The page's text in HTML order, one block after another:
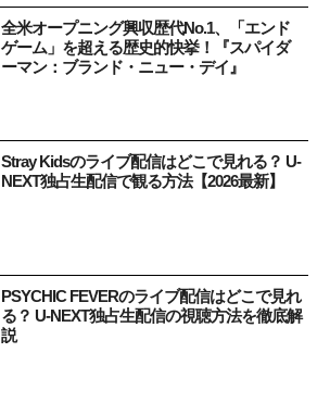
全米オープニング興収歴代No.1、「エンド
ゲーム」を超える歴史的快挙！『スパイダ
ーマン：ブランド・ニュー・デイ』
Stray Kidsのライブ配信はどこで見れる？ U-
NEXT独占生配信で観る方法【2026最新】
PSYCHIC FEVERのライブ配信はどこで見れ
る？ U-NEXT独占生配信の視聴方法を徹底解
説